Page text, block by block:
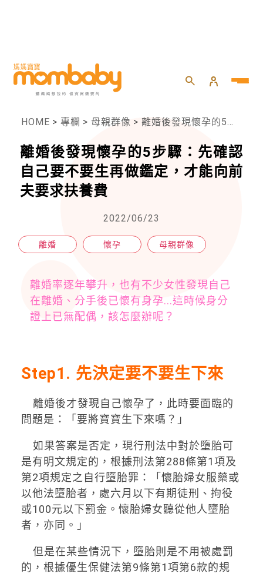
HOME > 專欄 > 母親群像 > 離婚後發現懷孕的5步驟：先確認自己要不要生再做鑑定，才能向前夫要求扶養費
離婚後發現懷孕的5步驟：先確認
自己要不要生再做鑑定，才能向前
夫要求扶養費
2022/06/23
離婚 懷孕 母親群像
離婚率逐年攀升，也有不少女性發現自己
在離婚、分手後已懷有身孕...這時候身分
證上已無配偶，該怎麼辦呢？
Step1. 先決定要不要生下來
離婚後才發現自己懷孕了，此時要面臨的
問題是：「要將寶寶生下來嗎？」
如果答案是否定，現行刑法中對於墮胎可
是有明文規定的，根據刑法第288條第1項及
第2項規定之自行墮胎罪：「懷胎婦女服藥或
以他法墮胎者，處六月以下有期徒刑、拘役
或100元以下罰金。懷胎婦女聽從他人墮胎
者，亦同。」
但是在某些情況下，墮胎則是不用被處罰
的，根據優生保健法第9條第1項第6款的規